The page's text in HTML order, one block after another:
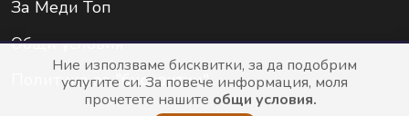
За Меди Топ
Общи условия
Политика за "бисквитки"
Ние използваме бисквитки, за да подобрим
услугите си. За повече информация, моля
прочетете нашите oбщи условия.